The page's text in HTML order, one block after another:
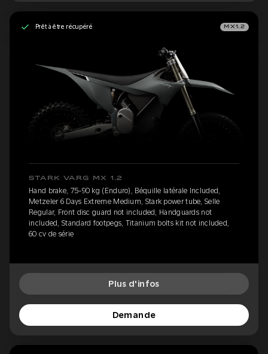
Prêt à être récupéré MX1.2
STARK VARG MX 1.2
Hand brake, 75-90 kg (Enduro), Béquille latérale Included,
Metzeler 6 Days Extreme Medium, Stark power tube, Selle
Regular, Front disc guard not included, Handguards not
included, Standard footpegs, Titanium bolts kit not included,
60 cv de série
Plus d'infos
Demande